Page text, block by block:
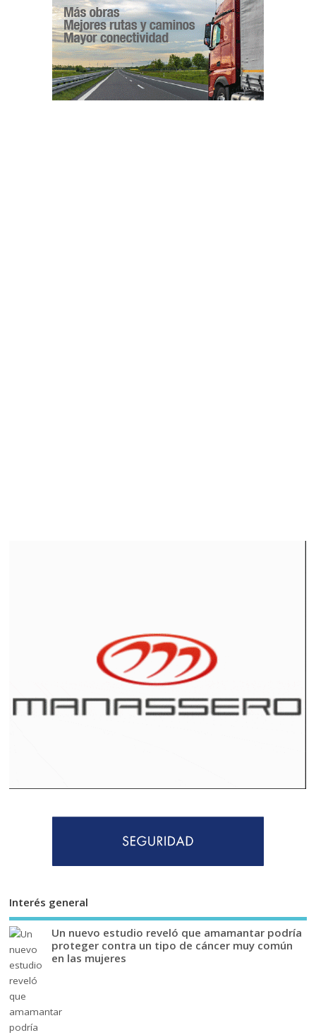
Interés general
Un nuevo estudio reveló que amamantar podría
proteger contra un tipo de cáncer muy común
en las mujeres